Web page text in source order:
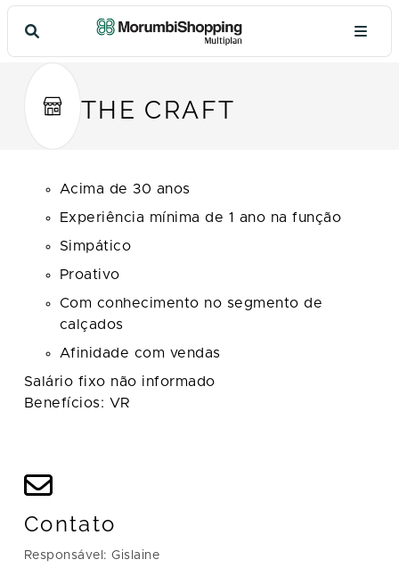
THE CRAFT
Contato
Responsável: Gislaine
Acima de 30 anos
Experiência mínima de 1 ano na função
Simpático
Proativo
Com conhecimento no segmento de
calçados
Afinidade com vendas
Salário fixo não informado
Benefícios: VR